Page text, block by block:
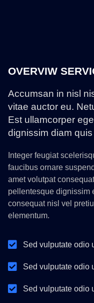
OVERVIW
Accumsan in nisl
vitae auctor eu.
Est ullamcorper
dignissim diam
Integer feugiat
faucibus ornare
amet volutpat
pellentesque dignissim
consequat nisl vel
elementum.
Sed vulputate odio
Sed vulputate odio
Sed vulputate odio